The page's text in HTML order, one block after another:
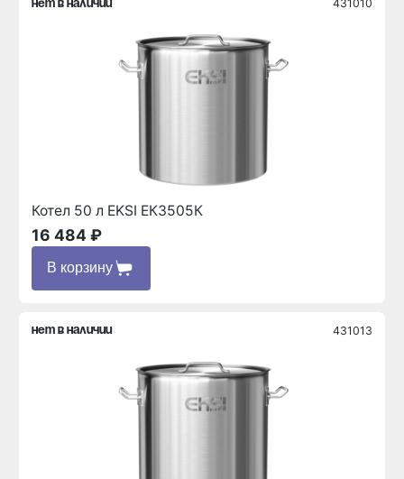
нет в наличии 431010
Котел 50 л EKSI ЕК3505К
16 484 ₽
В корзину
нет в наличии 431013